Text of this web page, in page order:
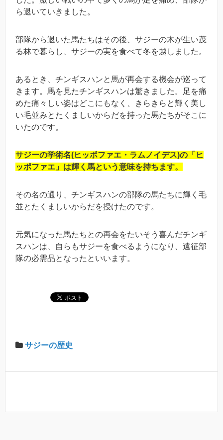
ら退いていきました。
部隊から退いた馬たちはその後、サジーの木が生い茂
る林で暮らし、サジーの実を食べて冬を越しました。
あるとき、チンギスハンと馬が再会する機会が巡って
きます。馬を見たチンギスハンは驚きました。足を痛
めた痛々しい姿はどこにもなく、きらきらと輝く美し
い毛並みとたくましいからだを持った馬たちがそこに
いたのです。
サジーの学術名(ヒッポファエ・ラムノイデス)の「ヒ
ッポファエ」は輝く馬という意味を持ちます。
その名の通り、チンギスハンの部隊の馬たちに輝く毛
並とたくましいからだを授けたのです。
元気になった馬たちとの再会をたいそう喜んだチンギ
スハンは、自らもサジーを食べるようになり、遠征部
隊の必需品となったといいます。
サジーの歴史